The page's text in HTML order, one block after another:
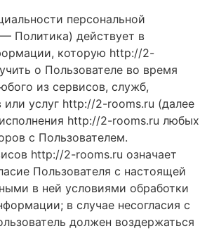
персональной
Политика) действует в
которую http://2-
о Пользователе во время
из сервисов, служб,
услуг http://2-rooms.ru (далее
http://2-rooms.ru любых
с Пользователем.
http://2-rooms.ru означает
Пользователя с настоящей
в ней условиями обработки
в случае несогласия с
должен воздержаться